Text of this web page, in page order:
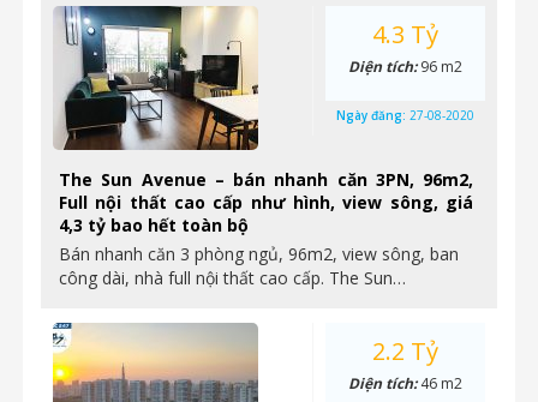
The Sun Avenue – bán nhanh căn 3PN, 96m2,
Full nội thất cao cấp như hình, view sông, giá
4,3 tỷ bao hết toàn bộ
Bán nhanh căn 3 phòng ngủ, 96m2, view sông, ban
công dài, nhà full nội thất cao cấp. The Sun…
4.3 Tỷ
Diện tích:96 m2
Ngày đăng: 27-08-2020
2.2 Tỷ
Diện tích:46 m2